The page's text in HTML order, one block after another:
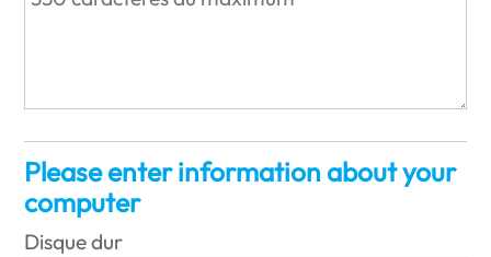
Please enter information about your
computer
Disque dur